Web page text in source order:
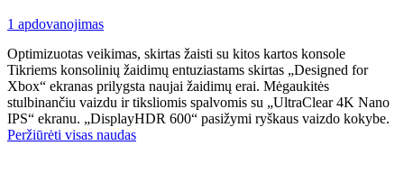
1 apdovanojimas
Optimizuotas veikimas, skirtas žaisti su kitos kartos konsole
Tikriems konsolinių žaidimų entuziastams skirtas „Designed for
Xbox“ ekranas prilygsta naujai žaidimų erai. Mėgaukitės
stulbinančiu vaizdu ir tiksliomis spalvomis su „UltraClear 4K Nano
IPS“ ekranu. „DisplayHDR 600“ pasižymi ryškaus vaizdo kokybe.
Peržiūrėti visas naudas